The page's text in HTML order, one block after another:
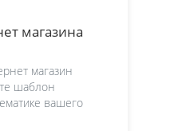
магазина
магазин
шаблон
вашего